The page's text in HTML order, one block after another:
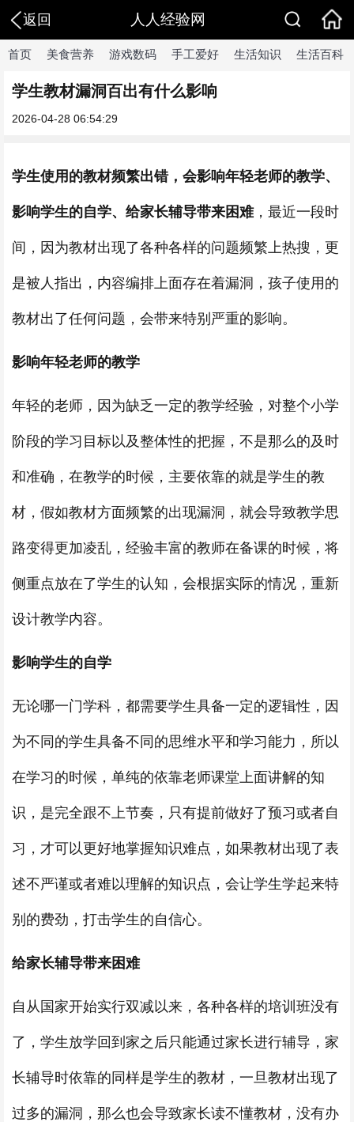
返回 人人经验网
首页 美食营养 游戏数码 手工爱好 生活知识 生活百科
​学生教材漏洞百出有什么影响
2026-04-28 06:54:29
学生使用的教材频繁出错，会影响年轻老师的教学、
影响学生的自学、给家长辅导带来困难，最近一段时
间，因为教材出现了各种各样的问题频繁上热搜，更
是被人指出，内容编排上面存在着漏洞，孩子使用的
教材出了任何问题，会带来特别严重的影响。
影响年轻老师的教学
年轻的老师，因为缺乏一定的教学经验，对整个小学
阶段的学习目标以及整体性的把握，不是那么的及时
和准确，在教学的时候，主要依靠的就是学生的教
材，假如教材方面频繁的出现漏洞，就会导致教学思
路变得更加凌乱，经验丰富的教师在备课的时候，将
侧重点放在了学生的认知，会根据实际的情况，重新
设计教学内容。
影响学生的自学
无论哪一门学科，都需要学生具备一定的逻辑性，因
为不同的学生具备不同的思维水平和学习能力，所以
在学习的时候，单纯的依靠老师课堂上面讲解的知
识，是完全跟不上节奏，只有提前做好了预习或者自
习，才可以更好地掌握知识难点，如果教材出现了表
述不严谨或者难以理解的知识点，会让学生学起来特
别的费劲，打击学生的自信心。
给家长辅导带来困难
自从国家开始实行双减以来，各种各样的培训班没有
了，学生放学回到家之后只能通过家长进行辅导，家
长辅导时依靠的同样是学生的教材，一旦教材出现了
过多的漏洞，那么也会导致家长读不懂教材，没有办